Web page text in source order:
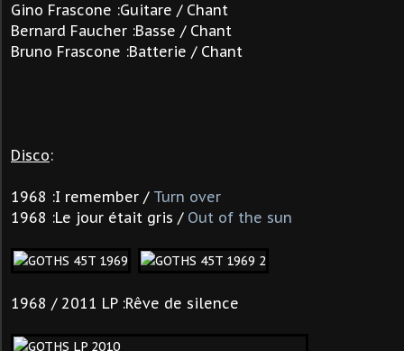
Gino Frascone :Guitare / Chant
Bernard Faucher :Basse / Chant
Bruno Frascone :Batterie / Chant
Disco:
1968 :I remember / Turn over
1968 :Le jour était gris / Out of the sun
1968 / 2011 LP :Rêve de silence